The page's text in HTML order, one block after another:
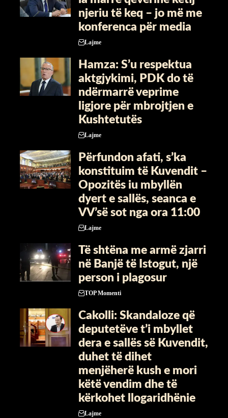
njeriu të keq – jo më me
konferenca për media
Lajme
Hamza: S’u respektua
aktgjykimi, PDK do të
ndërmarrë veprime
ligjore për mbrojtjen e
Kushtetutës
Lajme
Përfundon afati, s’ka
konstituim të Kuvendit –
Opozitës iu mbyllën
dyert e sallës, seanca e
VV’së sot nga ora 11:00
Lajme
Të shtëna me armë zjarri
në Banjë të Istogut, një
person i plagosur
TOP Momenti
Cakolli: Skandaloze që
deputetëve t’i mbyllet
dera e sallës së Kuvendit,
duhet të dihet
menjëherë kush e mori
këtë vendim dhe të
kërkohet llogaridhënie
Lajme